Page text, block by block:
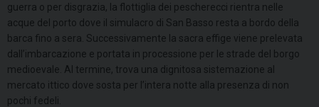
guerra o per disgrazia, la flottiglia dei pescherecci rientra nelle
acque del porto dove il simulacro di San Basso resta a bordo della
barca fino a sera. Successivamente la sacra effige viene prelevata
dall’imbarcazione e portata in processione per le strade del borgo
medioevale. Al termine, trova una dignitosa sistemazione al
mercato ittico dove sosta per l’intera notte alla presenza di non
pochi fedeli.